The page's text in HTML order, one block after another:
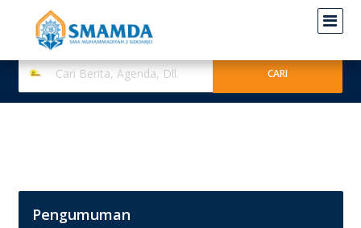
Pengumuman